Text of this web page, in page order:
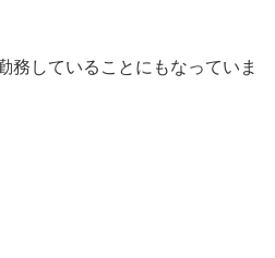
務していることにもなっていま